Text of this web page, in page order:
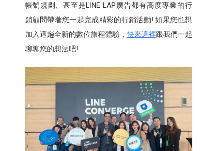
帳號規劃、甚至是LINE LAP廣告都有高度專業的行
銷顧問帶著您一起完成精彩的行銷活動! 如果您也想
加入這趟全新的數位旅程體驗，快來這裡跟我們一起
聊聊您的想法吧!